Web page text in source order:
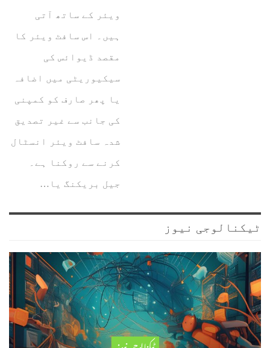
ویئر کے ساتھ آتی
ہیں۔ اس سافٹ ویئر کا
مقصد ڈیوائس کی
سیکیوریٹی میں اضافہ
یا پھر صارف کو کمپنی
کی جانب سے غیر تصدیق
شدہ سافٹ ویئر انسٹال
کرنے سے روکنا ہے۔
جیل بریکنگ یا…
ٹیکنالوجی نیوز